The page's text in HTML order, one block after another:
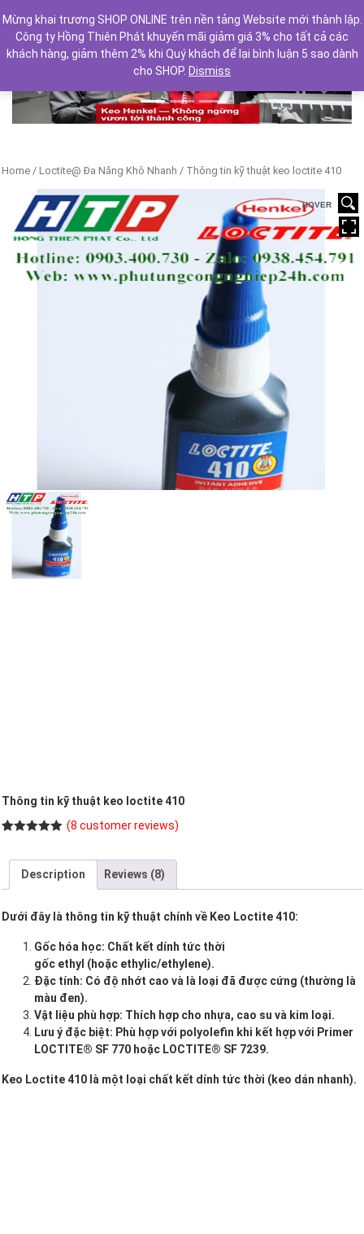
Previous Next
Home / Loctite@ Đa Năng Khô Nhanh / Thông tin kỹ thuật keo loctite 410
HOVER
Thông tin kỹ thuật keo loctite 410
customer
ratings
(8 customer reviews)
Description Reviews (8)
Dưới đây là thông tin kỹ thuật chính về Keo Loctite 410:
Gốc hóa học: Chất kết dính tức thời
gốc ethyl (hoặc ethylic/ethylene).
Đặc tính: Có độ nhớt cao và là loại đã được cứng (thường là
màu đen).
Vật liệu phù hợp: Thích hợp cho nhựa, cao su và kim loại.
Lưu ý đặc biệt: Phù hợp với polyolefin khi kết hợp với Primer
LOCTITE® SF 770 hoặc LOCTITE® SF 7239.
Keo Loctite 410 là một loại chất kết dính tức thời (keo dán nhanh).
Mừng khai trương SHOP ONLINE trên nền tảng Website mới thành lập.
Công ty Hồng Thiên Phát khuyến mãi giảm giá 3% cho tất cả các
khách hàng, giảm thêm 2% khi Quý khách để lại bình luận 5 sao dành
cho SHOP. Dismiss